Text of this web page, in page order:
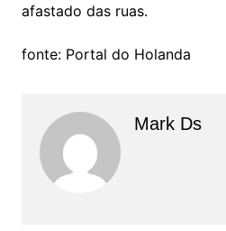
afastado das ruas.
fonte: Portal do Holanda
Mark Ds